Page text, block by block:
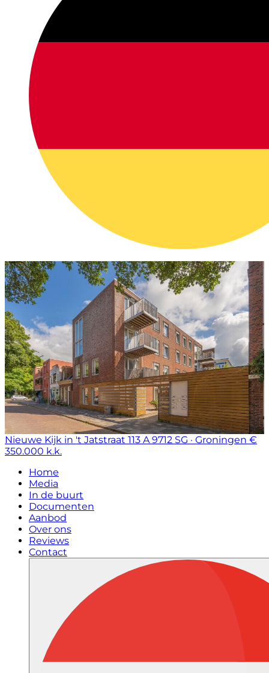
Nieuwe Kijk in 't Jatstraat 113 A 9712 SG · Groningen €
350.000 k.k.
Home
Media
In de buurt
Documenten
Aanbod
Over ons
Reviews
Contact